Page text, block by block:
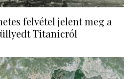
felvétel jelent meg a
Titanicról